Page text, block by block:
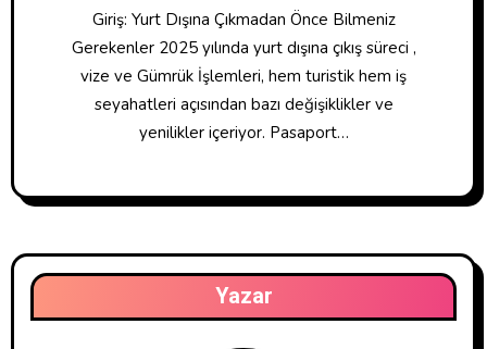
Giriş: Yurt Dışına Çıkmadan Önce Bilmeniz
Gerekenler 2025 yılında yurt dışına çıkış süreci ,
vize ve Gümrük İşlemleri, hem turistik hem iş
seyahatleri açısından bazı değişiklikler ve
yenilikler içeriyor. Pasaport…
Yazar